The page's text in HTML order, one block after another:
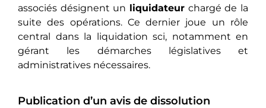
associés désignent un liquidateur chargé de la
suite des opérations. Ce dernier joue un rôle
central dans la liquidation sci, notamment en
gérant les démarches législatives et
administratives nécessaires.
Publication d’un avis de dissolution